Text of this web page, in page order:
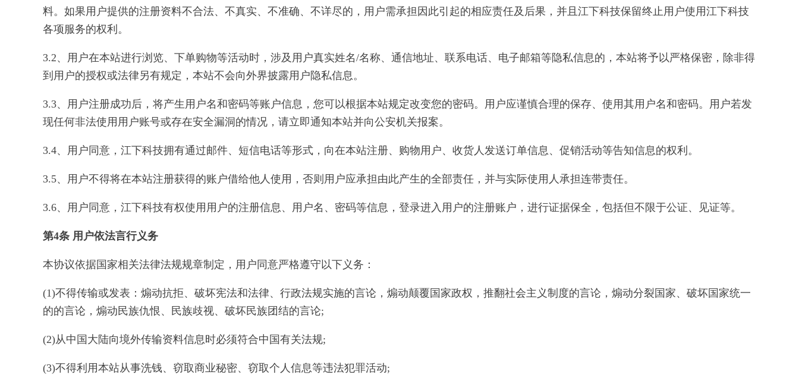
料。如果用户提供的注册资料不合法、不真实、不准确、不详尽的，用户需承担因此引起的相应责任及后果，并且江下科技保留终止用户使用江下科技
各项服务的权利。
3.2、用户在本站进行浏览、下单购物等活动时，涉及用户真实姓名/名称、通信地址、联系电话、电子邮箱等隐私信息的，本站将予以严格保密，除非得
到用户的授权或法律另有规定，本站不会向外界披露用户隐私信息。
3.3、用户注册成功后，将产生用户名和密码等账户信息，您可以根据本站规定改变您的密码。用户应谨慎合理的保存、使用其用户名和密码。用户若发
现任何非法使用用户账号或存在安全漏洞的情况，请立即通知本站并向公安机关报案。
3.4、用户同意，江下科技拥有通过邮件、短信电话等形式，向在本站注册、购物用户、收货人发送订单信息、促销活动等告知信息的权利。
3.5、用户不得将在本站注册获得的账户借给他人使用，否则用户应承担由此产生的全部责任，并与实际使用人承担连带责任。
3.6、用户同意，江下科技有权使用用户的注册信息、用户名、密码等信息，登录进入用户的注册账户，进行证据保全，包括但不限于公证、见证等。
第4条 用户依法言行义务
本协议依据国家相关法律法规规章制定，用户同意严格遵守以下义务：
(1)不得传输或发表：煽动抗拒、破坏宪法和法律、行政法规实施的言论，煽动颠覆国家政权，推翻社会主义制度的言论，煽动分裂国家、破坏国家统一
的的言论，煽动民族仇恨、民族歧视、破坏民族团结的言论;
(2)从中国大陆向境外传输资料信息时必须符合中国有关法规;
(3)不得利用本站从事洗钱、窃取商业秘密、窃取个人信息等违法犯罪活动;